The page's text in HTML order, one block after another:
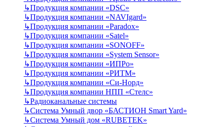
↳Продукция компании «DSC»
↳Продукция компании «NAVIgard»
↳Продукция компании «Paradox»
↳Продукция компании «Satel»
↳Продукция компании «SONOFF»
↳Продукция компании «System Sensor»
↳Продукция компании «ИПРо»
↳Продукция компании «РИТМ»
↳Продукция компании «Си-Норд»
↳Продукция компании НПП «Стелс»
↳Радиоканальные системы
↳Система Умный двор «БАСТИОН Smart Yard»
↳Система Умный дом «RUBETEK»